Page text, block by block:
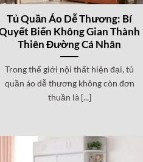
Tủ Quần Áo Dễ Thương: Bí
Biến Không Gian Thành
Thiên Đường Cá Nhân
Trong thế giới nội thất hiện đại, tủ
quần áo dễ thương không còn đơn
thuần là [...]